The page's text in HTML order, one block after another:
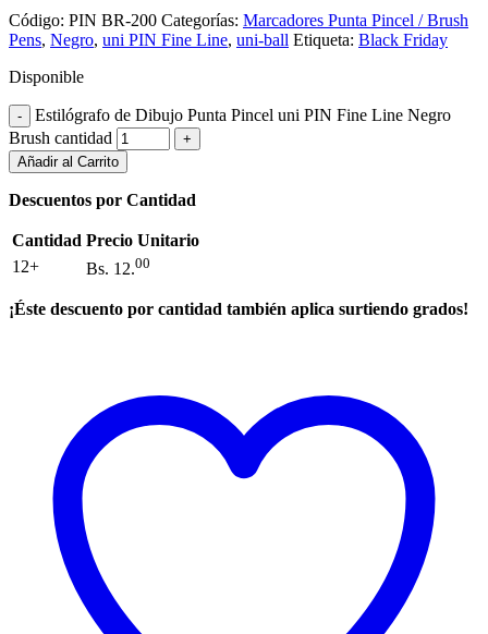
Código: PIN BR-200 Categorías: Marcadores Punta Pincel / Brush
Pens, Negro, uni PIN Fine Line, uni-ball Etiqueta: Black Friday
Disponible
Estilógrafo de Dibujo Punta Pincel uni PIN Fine Line Negro
Brush cantidad
Añadir al Carrito
Descuentos por Cantidad
Cantidad Precio Unitario
12+
Bs. 12.00
¡Éste descuento por cantidad también aplica surtiendo grados!